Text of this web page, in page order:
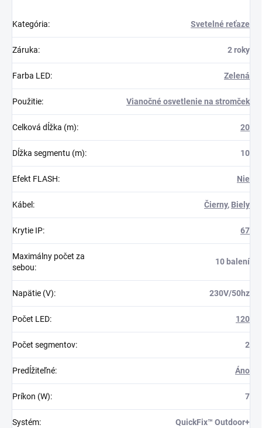
Kategória: Svetelné reťaze
Záruka: 2 roky
Farba LED: Zelená
Použitie: Vianočné osvetlenie na stromček
Celková dĺžka (m): 20
Dĺžka segmentu (m): 10
Efekt FLASH: Nie
Kábel : Čierny, Biely
Krytie IP: 67
Maximálny počet za
sebou:
10 balení
Napätie (V): 230V/50hz
Počet LED: 120
Počet segmentov: 2
Predĺžiteľné: Áno
Príkon (W): 7
Systém: QuickFix™ Outdoor+